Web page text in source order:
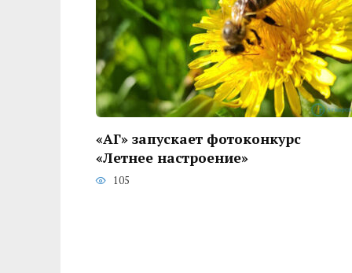
«АГ» запускает фотоконкурс
«Летнее настроение»
105